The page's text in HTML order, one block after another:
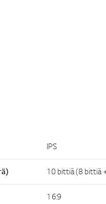
IPS
10 bittiä (8 bittiä
16:9